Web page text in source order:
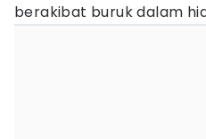
berakibat buruk dalam